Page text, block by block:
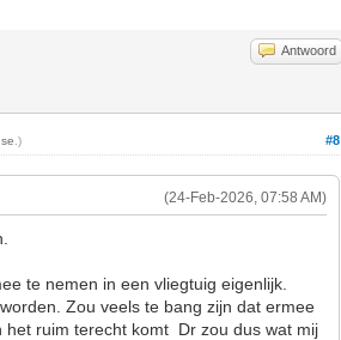
Antwoord
#8
.)
(24-Feb-2026, 07:58 AM)
te nemen in een vliegtuig eigenlijk.
Zou veels te bang zijn dat ermee
ruim terecht komt Dr zou dus wat mij